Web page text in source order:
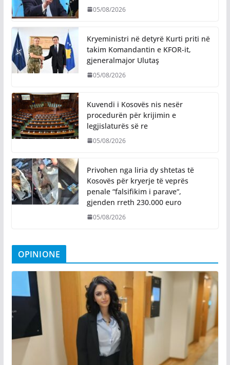
05/08/2026
Kryeministri në detyrë Kurti priti në
takim Komandantin e KFOR-it,
gjeneralmajor Ulutaş
05/08/2026
Kuvendi i Kosovës nis nesër
procedurën për krijimin e
legjislaturës së re
05/08/2026
Privohen nga liria dy shtetas të
Kosovës për kryerje të veprës
penale “falsifikim i parave“,
gjenden rreth 230.000 euro
05/08/2026
OPINIONE